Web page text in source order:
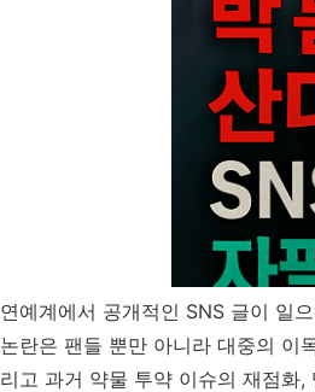
연예계에서 공개적인 SNS 글이 일
논란은 팬들 뿐만 아니라 대중의 이
리고 과거 약물 투약 이슈의 재점화